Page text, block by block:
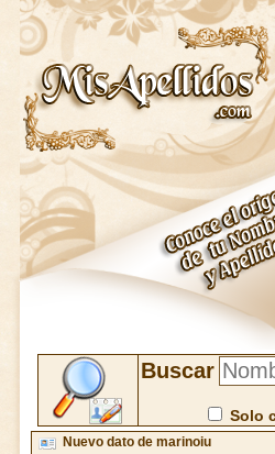
Buscar
Solo
Nuevo dato de marinoiu